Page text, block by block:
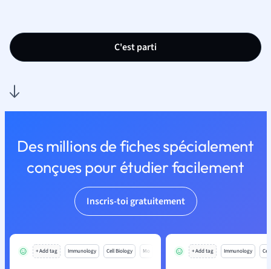
C'est parti
Des millions de fiches spécialement
conçues pour étudier facilement
Inscris-toi gratuitement
+ Add tag Immunology Cell Biology Mo + Add tag Immunology